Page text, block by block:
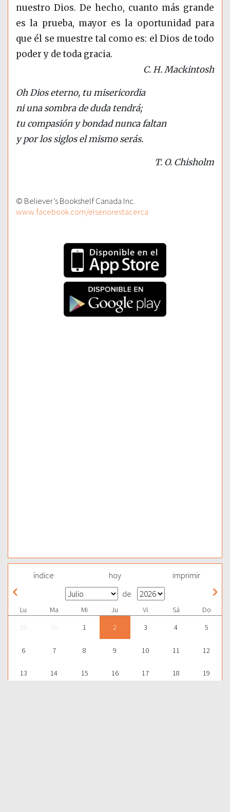
nuestro Dios. De hecho, cuanto más grande
es la prueba, mayor es la oportunidad para
que él se muestre tal como es: el Dios de todo
poder y de toda gracia.
C. H. Mackintosh
Oh Dios eterno, tu misericordia
ni una sombra de duda tendrá;
tu compasión y bondad nunca faltan
y por los siglos el mismo serás.
T. O. Chisholm
© Believer’s Bookshelf Canada Inc.
www.facebook.com/elsenorestacerca
índice hoy imprimir
de
Lu Ma Mi Ju Vi Sá
Do
29
30 1 2 3 4 5
6 7 8 9 10 11 12
13 14 15 16 17 18 19